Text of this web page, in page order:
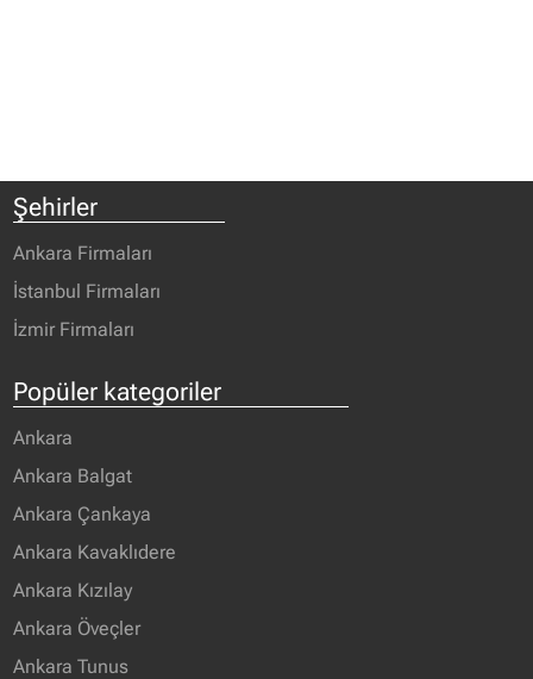
Şehirler
Ankara Firmaları
İstanbul Firmaları
İzmir Firmaları
Popüler kategoriler
Ankara
Ankara Balgat
Ankara Çankaya
Ankara Kavaklıdere
Ankara Kızılay
Ankara Öveçler
Ankara Tunus